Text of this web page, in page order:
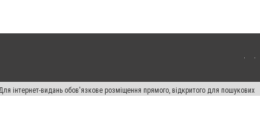
інтернет-видань обов'язкове розміщення прямого, відкритого для пошукових